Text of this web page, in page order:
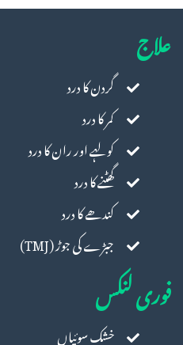
علاج
گردن کا درد
کمر کا درد
کولہے اور ران کا درد
گھٹنے کا درد
کندھے کا درد
جبڑے کی جوڑ (TMJ)
فوری لنکس
خشک سوئیاں